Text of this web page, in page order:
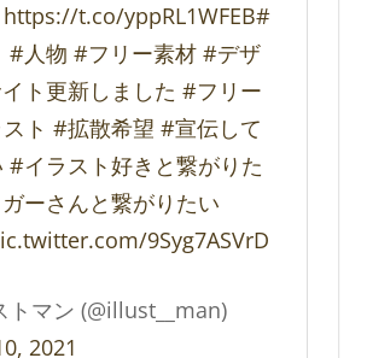
https://t.co/yppRL1WFEB#
#人物 #フリー素材 #デザ
ト更新しました #フリー
ト #拡散希望 #宣伝して
#イラスト好きと繋がりた
ーさんと繋がりたい
9Syg7ASVrD
マン (@illust__man)
2021